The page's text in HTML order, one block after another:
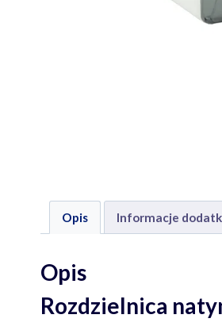
Opis Informacje
Opis